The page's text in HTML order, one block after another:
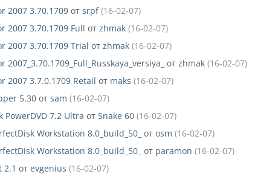
2007 3.70.1709 от srpf (16-02-07)
2007 3.70.1709 Full от zhmak (16-02-07)
2007 3.70.1709 Trial от zhmak (16-02-07)
2007_3.70.1709_Full_Russkaya_versiya_ от zhmak (16-02-07)
2007 3.7.0.1709 Retail от maks (16-02-07)
5.30 от sam (16-02-07)
PowerDVD 7.2 Ultra от Snake 60 (16-02-07)
Workstation 8.0_build_50_ от osm (16-02-07)
Workstation 8.0_build_50_ от paramon (16-02-07)
2.1 от evgenius (16-02-07)